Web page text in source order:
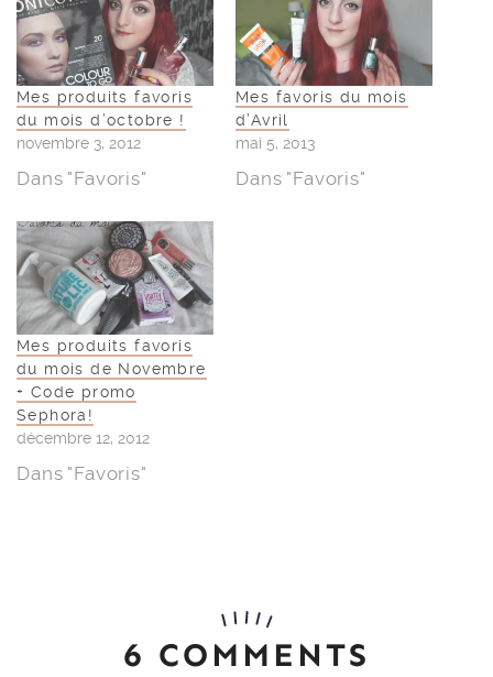
Mes produits favoris
du mois d’octobre !
novembre 3, 2012
Dans "Favoris"
Mes favoris du mois
d’Avril
mai 5, 2013
Dans "Favoris"
Mes produits favoris
du mois de Novembre
+ Code promo
Sephora!
décembre 12, 2012
Dans "Favoris"
6 COMMENTS